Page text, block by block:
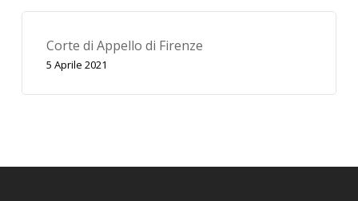
Corte di Appello di Firenze
5 Aprile 2021